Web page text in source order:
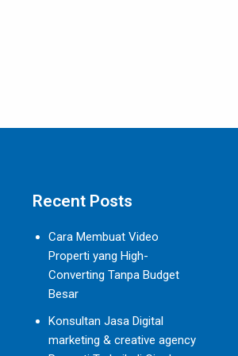
Recent Posts
Cara Membuat Video
Properti yang High-
Converting Tanpa Budget
Besar
Konsultan Jasa Digital
marketing & creative agency